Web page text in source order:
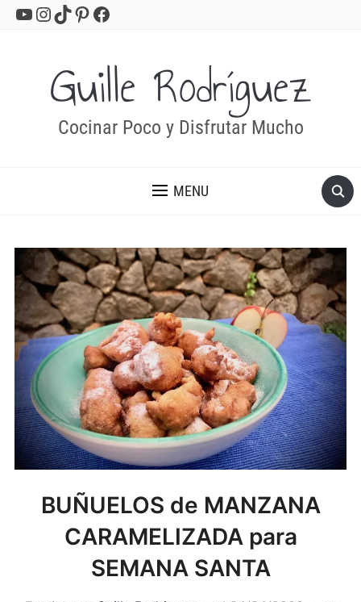
YouTube
Instagram
TikTok
Pinterest
Facebook
Guille Rodríguez
Cocinar Poco y Disfrutar Mucho
MENU
BUÑUELOS de MANZANA
CARAMELIZADA para
SEMANA SANTA